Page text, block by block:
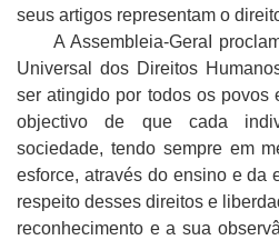
seus artigos representam o
A Assembleia-GeraI
Universal dos Direitos
ser atingido por todos os povos
objectivo de que cada
sociedade, tendo sempre em
esforce, através do ensino e da
respeito desses direitos e
reconhecimento e a sua